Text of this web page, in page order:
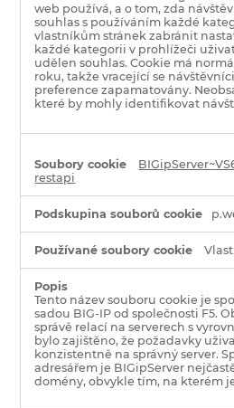
web používá, a o tom, zda
souhlas s používáním každé
vlastníkům stránek zabránit
každé kategorii v prohlížeči
udělen souhlas. Cookie má
roku, takže vracející se
preference zapamatovány.
které by mohly identifikovat
restapi
Tento název souboru cookie je
sadou BIG-IP od společnosti F5.
správě relací na serverech s
bylo zajištěno, že požadavky
konzistentně na správný server.
adresářem je BIGipServer
domény, obvykle tím, na kterém